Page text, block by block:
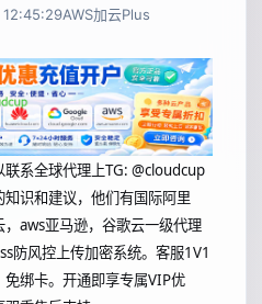
AWS加云Plus
系全球代理上TG: @cloudcup
识和建议，他们有国际阿里
aws亚马逊，谷歌云一级代理
防风控上传加密系统。客服1V1
绑卡。开通即享专属VIP优